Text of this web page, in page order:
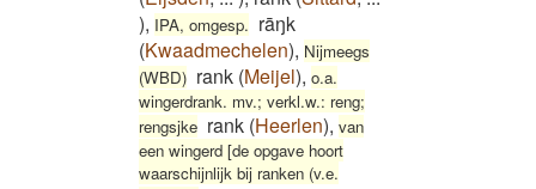
), IPA, omgesp. rāŋk
(Kwaadmechelen), Nijmeegs
(WBD) rank (Meijel), o.a.
wingerdrank. mv.; verkl.w.: reng;
rengsjke rank (Heerlen), van
een wingerd [de opgave hoort
waarschijnlijk bij ranken (v.e.